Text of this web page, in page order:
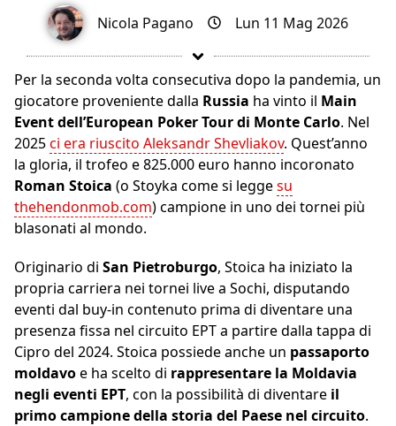
Nicola Pagano Lun 11 Mag 2026
Per la seconda volta consecutiva dopo la pandemia, un
giocatore proveniente dalla Russia ha vinto il Main
Event dell’European Poker Tour di Monte Carlo. Nel
2025ci era riuscito Aleksandr Shevliakov. Quest’anno
la gloria, il trofeo e 825.000 euro hanno incoronato
Roman Stoica (o Stoyka come si leggesu
thehendonmob.com) campione in uno dei tornei più
blasonati al mondo.
Originario di San Pietroburgo, Stoica ha iniziato la
propria carriera nei tornei live a Sochi, disputando
eventi dal buy-in contenuto prima di diventare una
presenza fissa nel circuito EPT a partire dalla tappa di
Cipro del 2024. Stoica possiede anche un passaporto
moldavoe ha scelto di rappresentare la Moldavia
negli eventi EPT, con la possibilità di diventare il
primo campione della storia del Paese nel circuito.